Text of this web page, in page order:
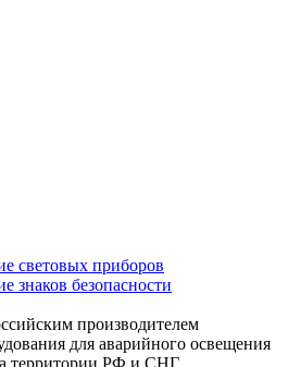
световых приборов
знаков безопасности
производителем
для аварийного освещения
территории РФ и СНГ.